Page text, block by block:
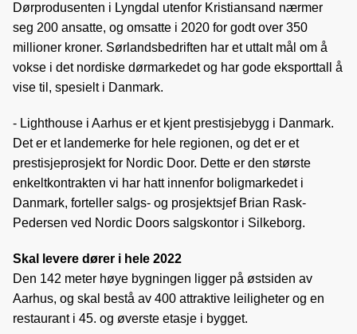
Dørprodusenten i Lyngdal utenfor Kristiansand nærmer
seg 200 ansatte, og omsatte i 2020 for godt over 350
millioner kroner. Sørlandsbedriften har et uttalt mål om å
vokse i det nordiske dørmarkedet og har gode eksporttall å
vise til, spesielt i Danmark.
- Lighthouse i Aarhus er et kjent prestisjebygg i Danmark.
Det er et landemerke for hele regionen, og det er et
prestisjeprosjekt for Nordic Door. Dette er den største
enkeltkontrakten vi har hatt innenfor boligmarkedet i
Danmark, forteller salgs- og prosjektsjef Brian Rask-
Pedersen ved Nordic Doors salgskontor i Silkeborg.
Skal levere dører i hele 2022
Den 142 meter høye bygningen ligger på østsiden av
Aarhus, og skal bestå av 400 attraktive leiligheter og en
restaurant i 45. og øverste etasje i bygget.